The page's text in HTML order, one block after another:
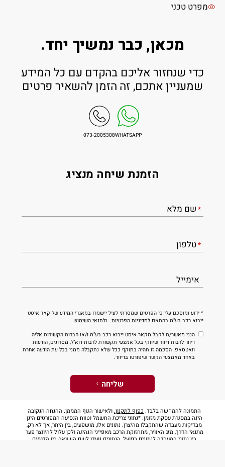
מפרט טכני
מכאן, כבר נמשיך יחד.
כדי שנחזור אליכם בהקדם עם כל המידע
שמעניין אתכם, זה הזמן להשאיר פרטים
WHATSAPP
073-2005308
הזמנת שיחה מנציג
*שם מלא
*טלפון
אימייל
* ידוע ומוסכם עלי כי הפרטים שמסרתי לעיל יישמרו במאגרי המידע של קאר איסט
ייבוא רכב בע"מ בהתאם למדיניות הפרטיות ולתנאי השימוש
הנני מאשר/ת לקבל מקאר איסט ייבוא רכב בע"מ ו/או חברות הקשורות אליה
דיוור לרבות דיוור שיווקי בכל אמצעי תקשורת לרבות דוא"ל, מסרונים, הודעות
וואטסאפ. הסכמה זו תהיה בתוקף ככל שלא נתקבלה ממני בכל עת הודעה אחרת
באחד מאמצעי הקשר שיפורטו בדיוור.
התמונה להמחשה בלבד. כפוף לתקנון.ולאישור הגוף המממן. ההנחה הנקובה
הינה במסגרת עסקת מזומן. *נתוני צריכת החשמל וטווח הנסיעה המפורטים הינן
מבדיקות מעבדה שהתקבלו מהיצרן. נתונים אלו, מושפעים, בין היתר, אך לא רק,
מתנאי הדרך, מזג האוויר, מתחזוקת הרכב מאפייני הנהיגה ולכן עלול להיווצר פער
בין נתוני המעבדה לנתונים בפועל, הנתונים נועדו לשם השוואה בין הדגמים